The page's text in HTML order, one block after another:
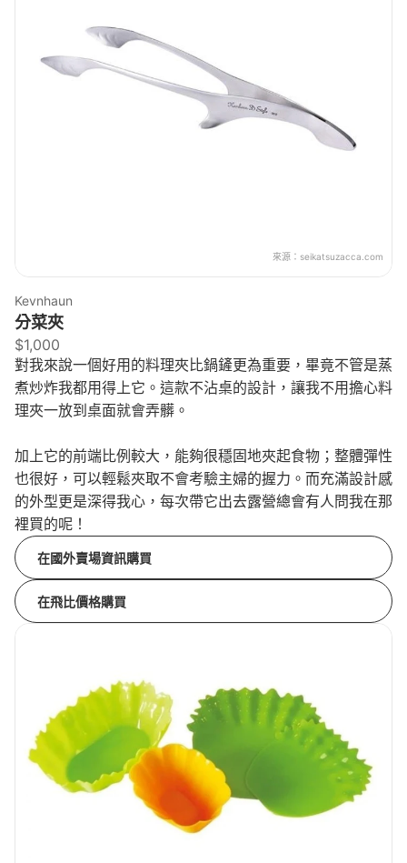
來源： seikatsuzacca.com
Kevnhaun
分菜夾
$1,000
對我來說一個好用的料理夾比鍋鏟更為重要，畢竟不管是蒸
煮炒炸我都用得上它。這款不沾桌的設計，讓我不用擔心料
理夾一放到桌面就會弄髒。
加上它的前端比例較大，能夠很穩固地夾起食物；整體彈性
也很好，可以輕鬆夾取不會考驗主婦的握力。而充滿設計感
的外型更是深得我心，每次帶它出去露營總會有人問我在那
裡買的呢！
在國外賣場資訊購買
在飛比價格購買